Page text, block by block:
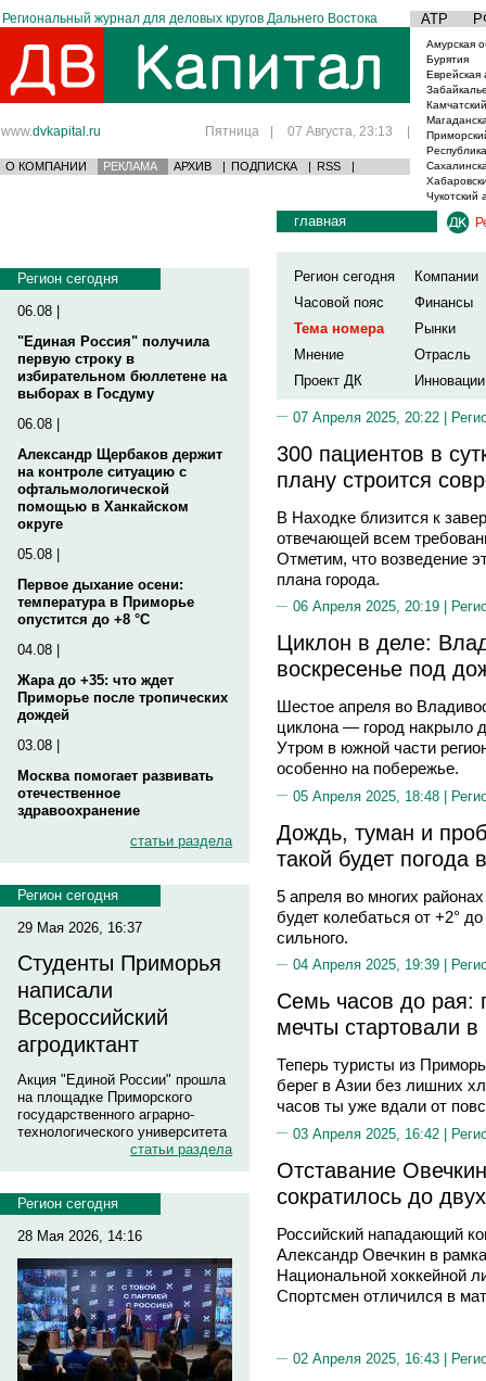
Региональный журнал для деловых кругов Дальнего Востока АТР
www.dvkapital.ru Пятница | 07 Августа, 23:13 |
О КОМПАНИИ РЕКЛАМА АРХИВ | ПОДПИСКА | RSS |
Амурская
Бурятия
Еврейская
Чукотский
Регион сегодня
06.08 |
"Единая Россия" получила
первую строку в
избирательном бюллетене на
выборах в Госдуму
06.08 |
Александр Щербаков держит
на контроле ситуацию с
офтальмологической
помощью в Ханкайском
округе
05.08 |
Первое дыхание осени:
температура в Приморье
опустится до +8 °C
04.08 |
Жара до +35: что ждет
Приморье после тропических
дождей
03.08 |
Москва помогает развивать
отечественное
здравоохранение
статьи раздела
Регион сегодня
29 Мая 2026, 16:37
Студенты Приморья
написали
Всероссийский
агродиктант
Акция "Единой России" прошла
на площадке Приморского
государственного аграрно-
технологического университета
статьи раздела
Регион сегодня
28 Мая 2026, 14:16
главная
Регион сегодня
Компании
Часовой пояс
Финансы
Тема номера
Рынки
Мнение
Отрасль
Проект ДК
Инновации
07 Апреля 2025, 20:22 |
300 пациентов в
плану строится
В Находке близится к
отвечающей всем
Отметим, что возведение
плана города.
06 Апреля 2025, 20:19 |
Циклон в деле:
воскресенье под
Шестое апреля во
циклона — город накрыло
Утром в южной части
особенно на побережье.
05 Апреля 2025, 18:48 |
Дождь, туман и
такой будет
5 апреля во многих
будет колебаться от +2°
сильного.
04 Апреля 2025, 19:39 |
Семь часов до рая:
мечты стартовали
Теперь туристы из
берег в Азии без лишних
часов ты уже вдали от
03 Апреля 2025, 16:42 |
Отставание
сократилось до
Российский нападающий
Александр Овечкин в
Национальной хоккейной
Спортсмен отличился в
02 Апреля 2025, 16:43 |